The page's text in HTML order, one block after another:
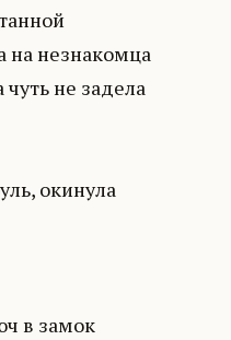
на незнакомца
не задела
окинула
в замок